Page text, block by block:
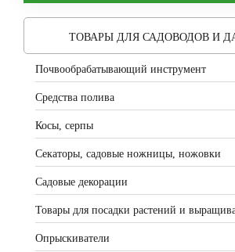
ТОВАРЫ ДЛЯ САДОВОДОВ И
Почвообрабатывающий инструмент
Средства полива
Косы, серпы
Секаторы, садовые ножницы, ножовки
Садовые декорации
Товары для посадки растений и
Опрыскиватели